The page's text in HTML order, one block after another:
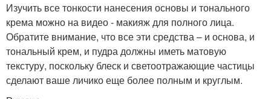
Изучить все тонкости нанесения основы и тонального
крема можно на видео - макияж для полного лица.
Обратите внимание, что все эти средства – и основа, и
тональный крем, и пудра должны иметь матовую
текстуру, поскольку блеск и светоотражающие частицы
сделают ваше личико еще более полным и круглым.